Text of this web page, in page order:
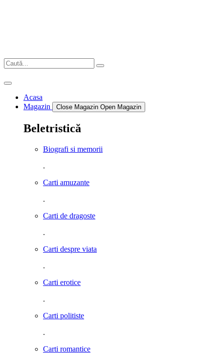
Acasa
Magazin
Close Magazin Open Magazin
Beletristică
Biografi si memorii
.
Carti amuzante
.
Carti de dragoste
.
Carti despre viata
.
Carti erotice
.
Carti politiste
.
Carti romantice